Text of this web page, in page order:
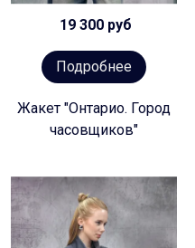
19 300 руб
Подробнее
Жакет "Онтарио. Город
часовщиков"